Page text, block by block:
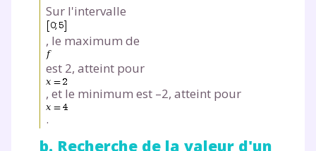
Sur l'intervalle
, le maximum de
est 2, atteint pour
, et le minimum est –2, atteint pour
.
b. Recherche de la valeur d'un